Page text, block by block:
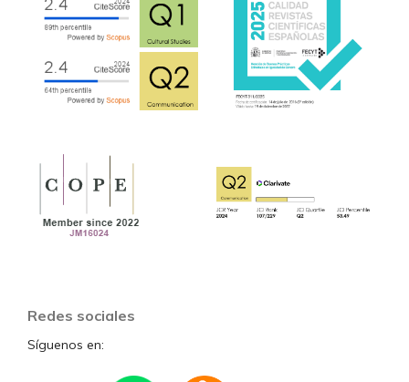
Redes sociales
Síguenos en: